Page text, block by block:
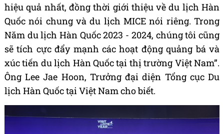
hiệu quả nhất, đồng thời giới thiệu về du lịch Hàn
Quốc nói chung và du lịch MICE nói riêng. Trong
Năm du lịch Hàn Quốc 2023 - 2024, chúng tôi cũng
sẽ tích cực đẩy mạnh các hoạt động quảng bá và
xúc tiến du lịch Hàn Quốc tại thị trường Việt Nam”.
Ông Lee Jae Hoon, Trưởng đại diện Tổng cục Du
lịch Hàn Quốc tại Việt Nam cho biết.